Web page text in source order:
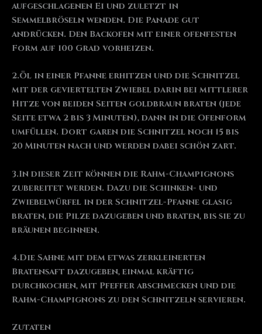
aufgeschlagenen Ei und zuletzt in
Semmelbröseln wenden. Die Panade gut
andrücken. Den Backofen mit einer ofenfesten
Form auf 100 Grad vorheizen.
2.Öl in einer Pfanne erhitzen und die Schnitzel
mit der geviertelten Zwiebel darin bei mittlerer
Hitze von beiden Seiten goldbraun braten (jede
Seite etwa 2 bis 3 Minuten), dann in die Ofenform
umfüllen. Dort garen die Schnitzel noch 15 bis
20 Minuten nach und werden dabei schön zart.
3.In dieser Zeit können die Rahm-Champignons
zubereitet werden. Dazu die Schinken- und
Zwiebelwürfel in der Schnitzel-Pfanne glasig
braten, die Pilze dazugeben und braten, bis sie zu
bräunen beginnen.
4.Die Sahne mit dem etwas zerkleinerten
Bratensaft dazugeben, einmal kräftig
durchkochen, mit Pfeffer abschmecken und die
Rahm-Champignons zu den Schnitzeln servieren.
Zutaten